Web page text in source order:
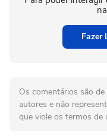
Fazer
Os comentários são
autores e não
que viole os termos de